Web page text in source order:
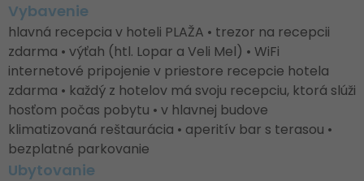
Vybavenie
hlavná recepcia v hoteli PLAŽA • trezor na recepcii
zdarma • výťah (htl. Lopar a Veli Mel) • WiFi
internetové pripojenie v priestore recepcie hotela
zdarma • každý z hotelov má svoju recepciu, ktorá slúži
hosťom počas pobytu • v hlavnej budove
klimatizovaná reštaurácia • aperitív bar s terasou •
bezplatné parkovanie
Ubytovanie